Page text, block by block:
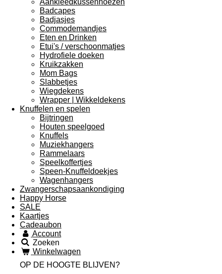
Badcapes
Badjasjes
Commodemandjes
Eten en Drinken
Etui's / verschoonmatjes
Hydrofiele doeken
Kruikzakken
Mom Bags
Slabbetjes
Wiegdekens
Wrapper | Wikkeldekens
Knuffelen en spelen
Bijtringen
Houten speelgoed
Knuffels
Muziekhangers
Rammelaars
Speelkoffertjes
Speen-Knuffeldoekjes
Wagenhangers
Zwangerschapsaankondiging
Happy Horse
SALE
Kaartjes
Cadeaubon
Account
Zoeken
Winkelwagen
OP DE HOOGTE BLIJVEN?